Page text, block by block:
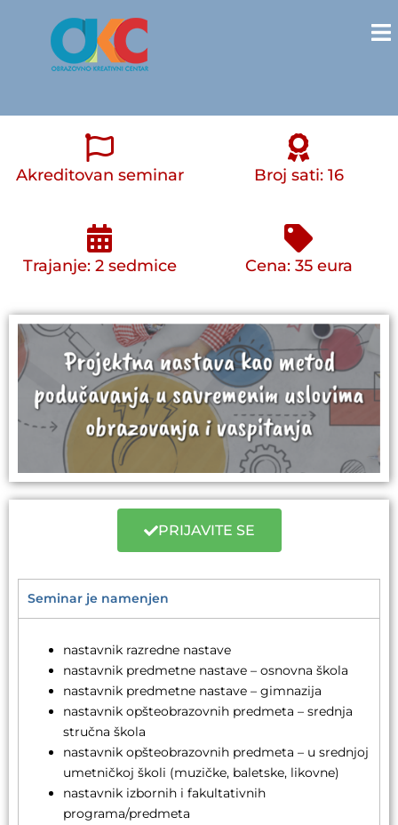
Akreditovan seminar Broj sati: 16
Trajanje: 2 sedmice Cena: 35 eura
PRIJAVITE SE
Seminar je namenjen
nastavnik razredne nastave
nastavnik predmetne nastave – osnovna škola
nastavnik predmetne nastave – gimnazija
nastavnik opšteobrazovnih predmeta – srednja
stručna škola
nastavnik opšteobrazovnih predmeta – u srednjoj
umetničkoj školi (muzičke, baletske, likovne)
nastavnik izbornih i fakultativnih
programa/predmeta